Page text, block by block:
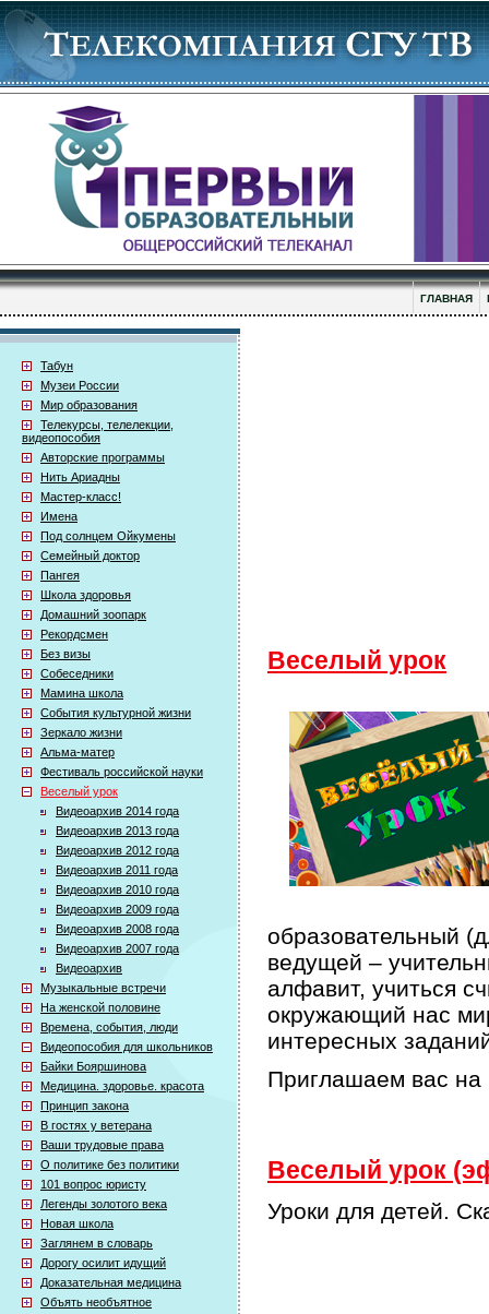
ГЛАВНАЯ
Табун
Музеи России
Мир образования
Телекурсы, телелекции,
видеопособия
Авторские программы
Нить Ариадны
Мастер-класс!
Имена
Под солнцем Ойкумены
Семейный доктор
Пангея
Школа здоровья
Домашний зоопарк
Рекордсмен
Без визы
Собеседники
Мамина школа
События культурной жизни
Зеркало жизни
Альма-матер
Фестиваль российской науки
Веселый урок
Видеоархив 2014 года
Видеоархив 2013 года
Видеоархив 2012 года
Видеоархив 2011 года
Видеоархив 2010 года
Видеоархив 2009 года
Видеоархив 2008 года
Видеоархив 2007 года
Видеоархив
Музыкальные встречи
На женской половине
Времена, события, люди
Видеопособия для школьников
Байки Бояршинова
Медицина. здоровье. красота
Принцип закона
В гостях у ветерана
Ваши трудовые права
О политике без политики
101 вопрос юристу
Легенды золотого века
Новая школа
Заглянем в словарь
Дорогу осилит идущий
Доказательная медицина
Объять необъятное
Веселый урок
образовательный
ведущей –
алфавит, учиться
окружающий нас
интересных
Приглашаем вас
Веселый урок
Уроки для детей.